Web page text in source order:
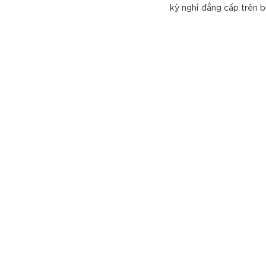
kỳ nghỉ đẳng cấp trên